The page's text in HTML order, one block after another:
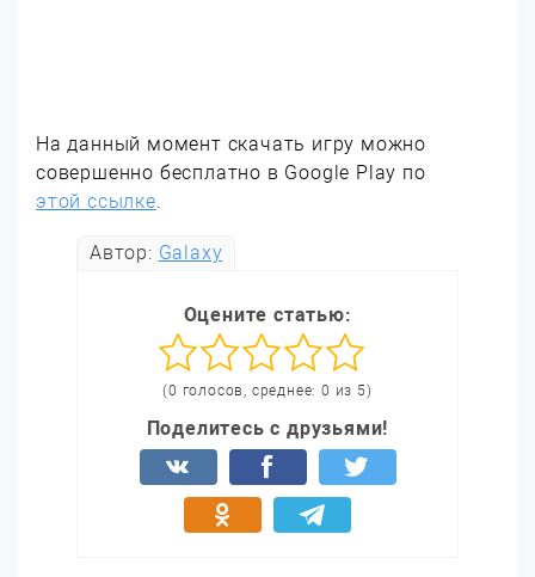
На данный момент скачать игру можно
совершенно бесплатно в Google Play по
этой ссылке.
Автор: Galaxy
Оцените статью:
(0 голосов, среднее: 0 из 5)
Поделитесь с друзьями!